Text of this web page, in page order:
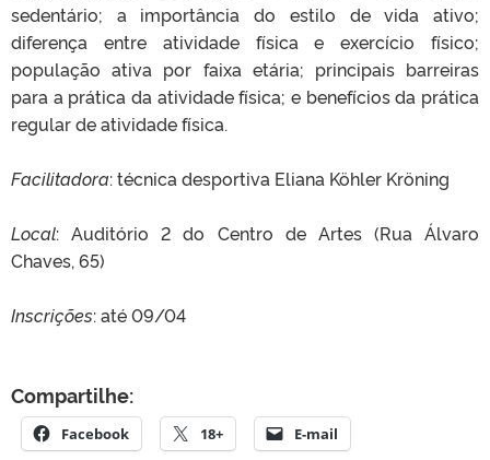
sedentário; a importância do estilo de vida ativo;
diferença entre atividade física e exercício físico;
população ativa por faixa etária; principais barreiras
para a prática da atividade física; e benefícios da prática
regular de atividade física.
Facilitadora: técnica desportiva Eliana Köhler Kröning
Local: Auditório 2 do Centro de Artes (Rua Álvaro
Chaves, 65)
Inscrições: até 09/04
Compartilhe:
Facebook 18+ E-mail